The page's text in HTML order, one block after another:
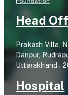
Head
Prakash Villa,
Danpur,
Uttarakhand –
Hospital